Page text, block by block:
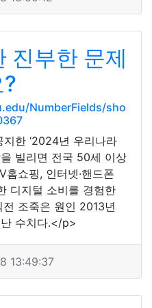
진부한 문제
NumberFields/sho
한 ‘2024년 우리나라
빌리면 전국 50세 이상
쇼핑, 인터넷·핸드폰
디지털 소비를 경험한
조죽은 원인 2013년
수치다.</p>
13:49:37